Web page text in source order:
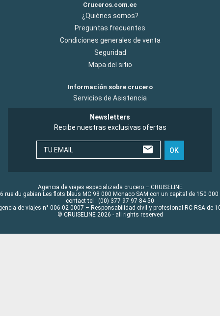
Cruceros.com.ec
¿Quiénes somos?
Preguntas frecuentes
Condiciones generales de venta
Seguridad
Mapa del sitio
Información sobre crucero
Servicios de Asistencia
Newsletters
Recibe nuestras exclusivas ofertas
TU EMAIL OK
Agencia de viajes especializada crucero – CRUISELINE
rue du gabian Les flots bleus MC 98 000 Monaco SAM con un capital de 150 000
contact tel : (00) 377 97 97 84 50
de viajes n° 006 02 0007 – Responsabilidad civil y profesional RC RSA de
© CRUISELINE 2026 - all rights reserved